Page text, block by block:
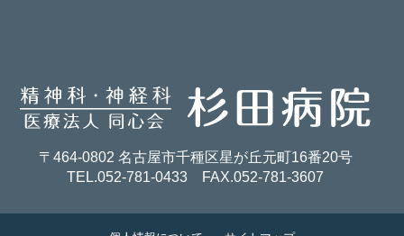
〒464-0802 名古屋市千種区星が丘元町16番20号
TEL.052-781-0433 FAX.052-781-3607